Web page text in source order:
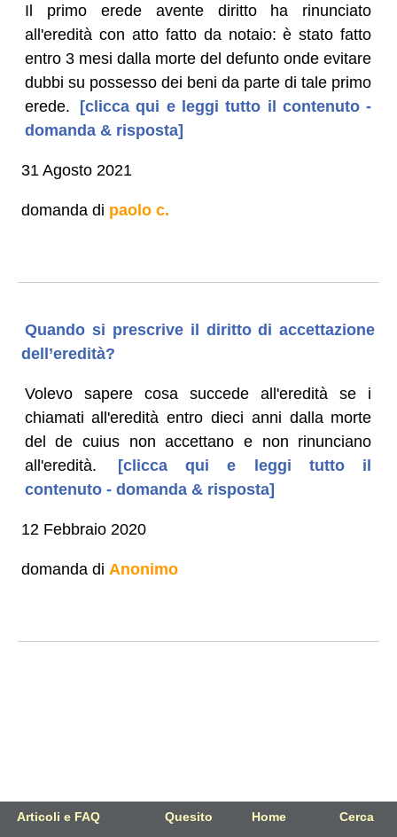
Articoli e FAQ Quesito Home Cerca
Il primo erede avente diritto ha rinunciato
all'eredità con atto fatto da notaio: è stato fatto
entro 3 mesi dalla morte del defunto onde evitare
dubbi su possesso dei beni da parte di tale primo
erede.
[clicca qui e leggi tutto il contenuto -
domanda & risposta]
31 Agosto 2021
domanda di paolo c.
Quando si prescrive il diritto di accettazione
dell’eredità?
Volevo sapere cosa succede all'eredità se i
chiamati all'eredità entro dieci anni dalla morte
del de cuius non accettano e non rinunciano
all'eredità.
[clicca qui e leggi tutto il
contenuto - domanda & risposta]
12 Febbraio 2020
domanda di Anonimo